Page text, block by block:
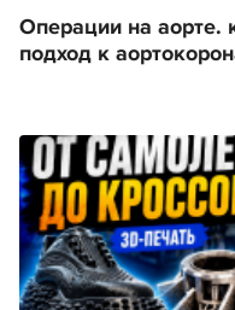
Операции на аорте.
подход к